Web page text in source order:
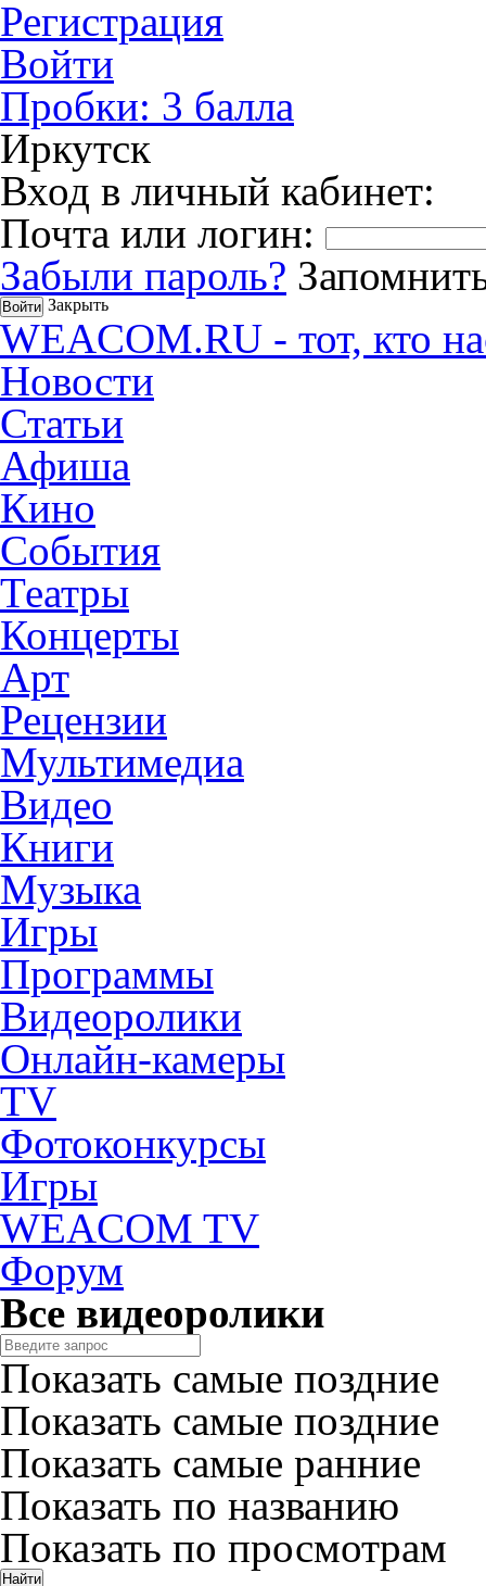
Регистрация
Войти
Пробки: 3 балла
Иркутск
Вход в личный кабинет:
Почта или логин:
Забыли пароль?
Закрыть
WEACOM.RU - тот, кто
Новости
Статьи
Афиша
Кино
События
Театры
Концерты
Арт
Рецензии
Мультимедиа
Видео
Книги
Музыка
Игры
Программы
Видеоролики
Онлайн-камеры
TV
Фотоконкурсы
Игры
WEACOM TV
Форум
Все видеоролики
Показать самые поздние
Показать самые поздние
Показать самые ранние
Показать по названию
Показать по просмотрам